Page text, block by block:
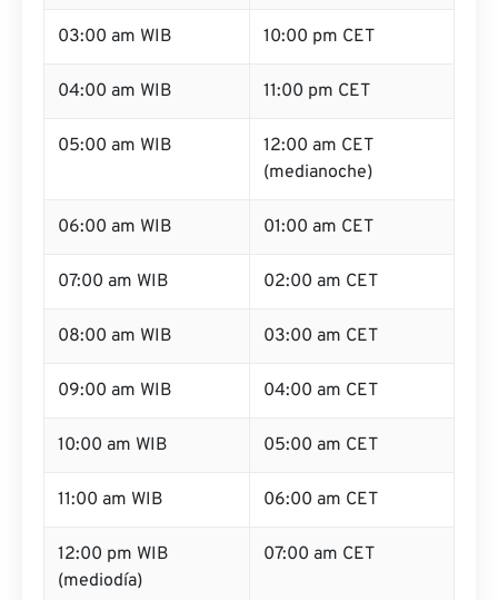
03:00 am WIB 10:00 pm CET
04:00 am WIB 11:00 pm CET
05:00 am WIB
12:00 am CET
(medianoche)
06:00 am WIB 01:00 am CET
07:00 am WIB 02:00 am CET
08:00 am WIB 03:00 am CET
09:00 am WIB 04:00 am CET
10:00 am WIB 05:00 am CET
11:00 am WIB 06:00 am CET
12:00 pm WIB
(mediodía)
07:00 am CET